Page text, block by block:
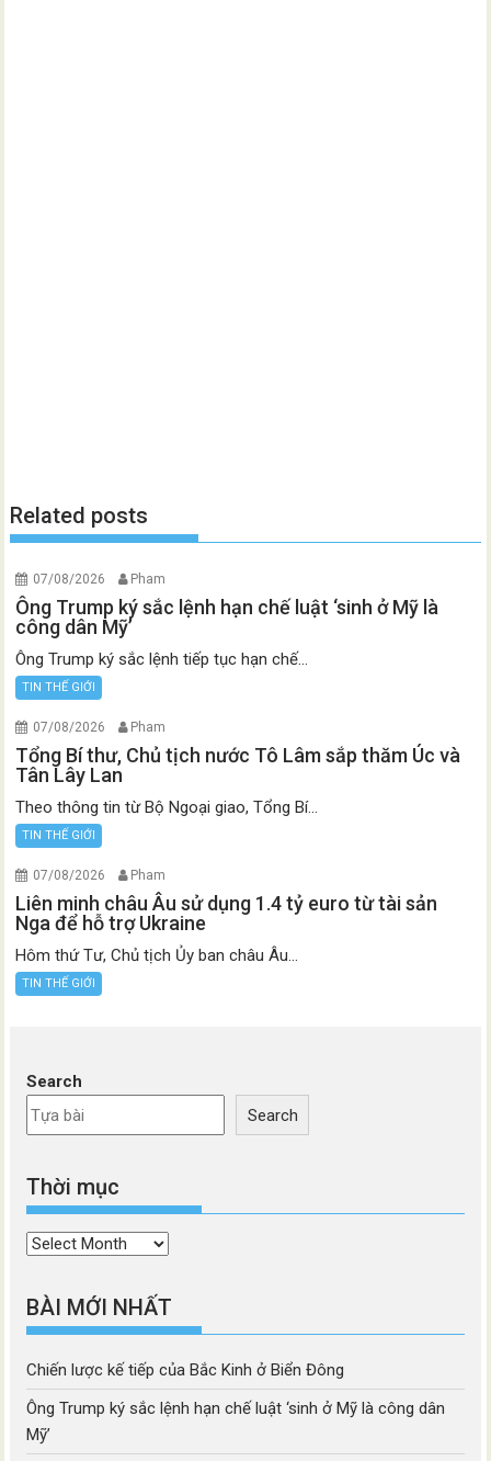
Related posts
07/08/2026 Pham
Ông Trump ký sắc lệnh hạn chế luật ‘sinh ở Mỹ là
công dân Mỹ’
Ông Trump ký sắc lệnh tiếp tục hạn chế...
TIN THẾ GIỚI
07/08/2026 Pham
Tổng Bí thư, Chủ tịch nước Tô Lâm sắp thăm Úc và
Tân Lây Lan
Theo thông tin từ Bộ Ngoại giao, Tổng Bí...
TIN THẾ GIỚI
07/08/2026 Pham
Liên minh châu Âu sử dụng 1.4 tỷ euro từ tài sản
Nga để hỗ trợ Ukraine
Hôm thứ Tư, Chủ tịch Ủy ban châu Âu...
TIN THẾ GIỚI
Search
Search
Thời mục
Thời
BÀI MỚI NHẤT
Chiến lược kế tiếp của Bắc Kinh ở Biển Đông
Ông Trump ký sắc lệnh hạn chế luật ‘sinh ở Mỹ là công dân
Mỹ’